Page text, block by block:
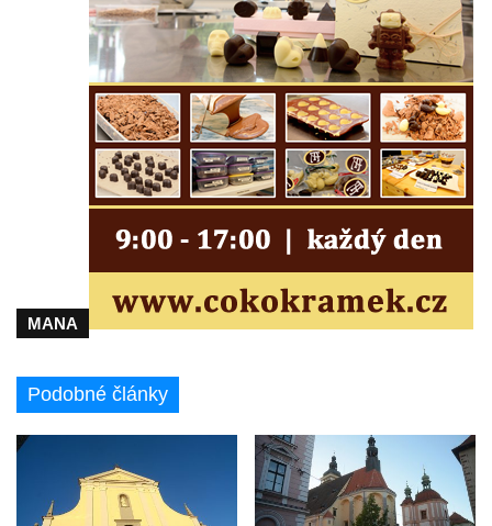
Hrobová kaple na hřbitově v Rychnově u
Jablonce nad Nisou
Márnice/hřbitovní kaple na hřbitově v
Rychnově u Jablonce nad Nisou
Výklenková kaple u rozcestí u domu čp. 42
v Krásné u Pěnčína
Márnice na hřbitově v Krásné u Pěnčína
Výklenková kaple naproti domu čp. 34 v
Kostel svatého Josefa v Krásné u Pěnčína
Kostel Panny Marie Pomocné s Ivanitskou
Hřbitovní kaple/márnice na hřbitově v
Kostel svatého Vavřince v Teplicích nad
Metují
Hrobová kaple Johanna Nitsche na
MANA
Podobné články